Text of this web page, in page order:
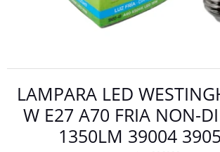
LAMPARA LED
W E27 A70 FRIA NON-
1350LM 39004